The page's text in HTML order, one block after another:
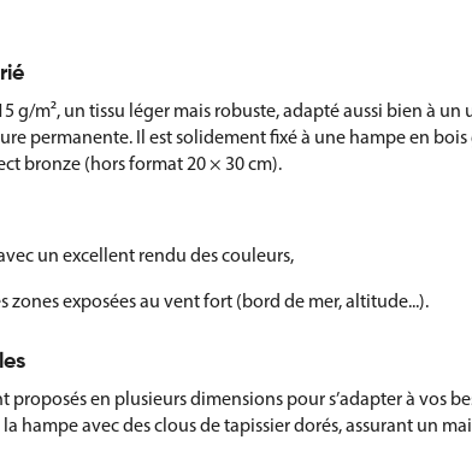
g/m², un tissu léger mais robuste, adapté aussi bien à un
permanente. Il est solidement fixé à une hampe en
bronze (hors format 20 × 30 cm).
un excellent rendu des couleurs,
exposées au vent fort (bord de mer, altitude...).
proposés en plusieurs dimensions pour s’adapter à vos
hampe avec des clous de tapissier dorés, assurant un